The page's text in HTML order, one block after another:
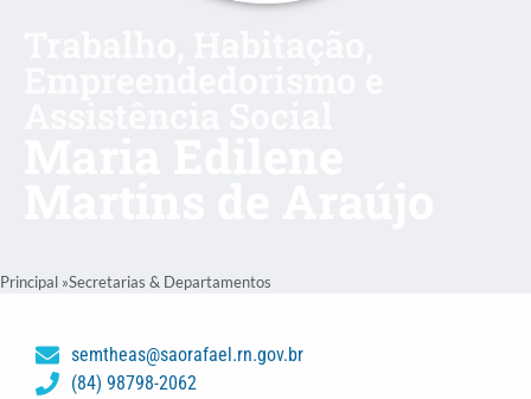
Principal »Secretarias & Departamentos
semtheas@saorafael.rn.gov.br
(84) 98798-2062